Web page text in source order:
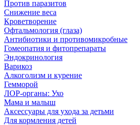
Против паразитов
Снижение веса
Кроветворение
Офтальмология (глаза)
Антибиотики и противомикробные
Гомеопатия и фитопрепараты
Эндокринология
Варикоз
Алкоголизм и курение
Гемморой
ЛОР-органы: Ухо
Мама и малыш
Аксессуары для ухода за детьми
Для кормления детей